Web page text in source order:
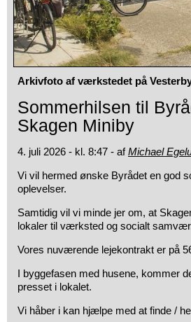
Arkivfoto af værkstedet på
Sommerhilsen til
Skagen Miniby
4. juli 2026 - kl. 8:47 - afMichael
Vi vil hermed ønske Byrådet en god
oplevelser.
Samtidig vil vi minde jer om, at
lokaler til værksted og socialt
Vores nuværende lejekontrakt er på
I byggefasen med husene, kommer
presset i lokalet.
Vi håber i kan hjælpe med at finde /